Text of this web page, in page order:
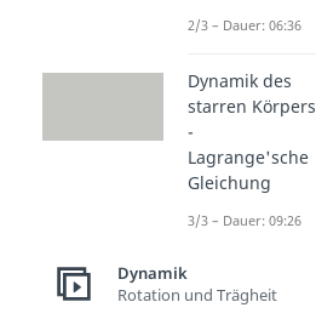
2/3 – Dauer: 06:36
Dynamik des
starren Körpers
-
Lagrange'sche
Gleichung
3/3 – Dauer: 09:26
Dynamik
Rotation und Trägheit